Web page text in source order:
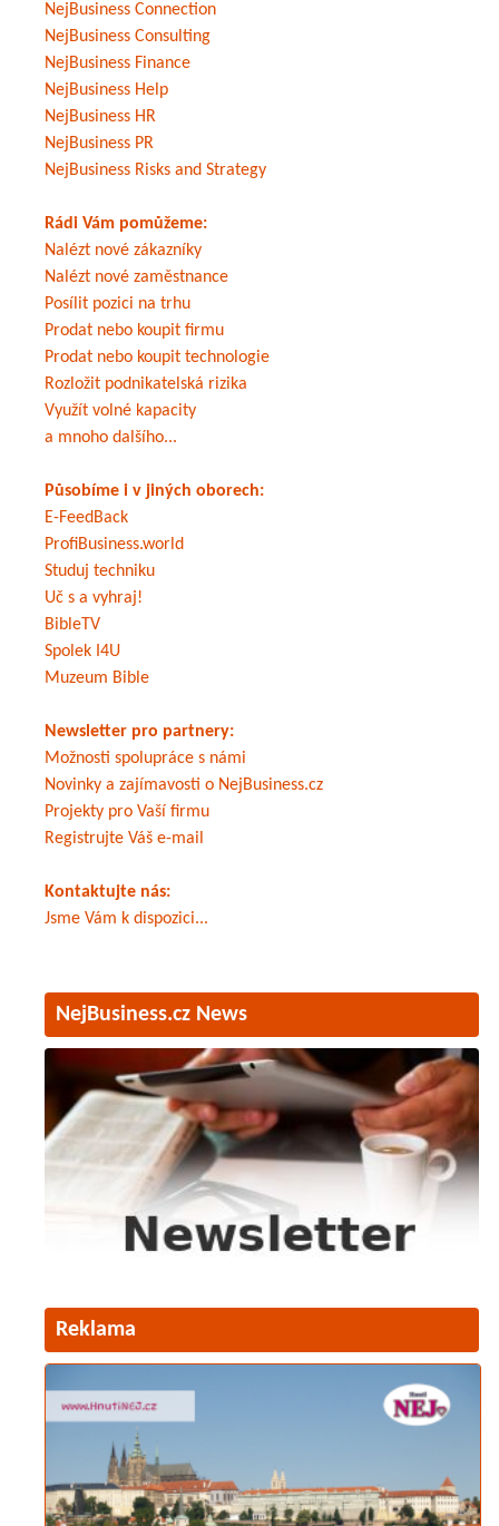
NejBusiness Connection
NejBusiness Consulting
NejBusiness Finance
NejBusiness Help
NejBusiness HR
NejBusiness PR
NejBusiness Risks and Strategy
Rádi Vám pomůžeme:
Nalézt nové zákazníky
Nalézt nové zaměstnance
Posílit pozici na trhu
Prodat nebo koupit firmu
Prodat nebo koupit technologie
Rozložit podnikatelská rizika
Využít volné kapacity
a mnoho dalšího...
Působíme i v jiných oborech:
E-FeedBack
ProfiBusiness.world
Studuj techniku
Uč s a vyhraj!
BibleTV
Spolek I4U
Muzeum Bible
Newsletter pro partnery:
Možnosti spolupráce s námi
Novinky a zajímavosti o NejBusiness.cz
Projekty pro Vaší firmu
Registrujte Váš e-mail
Kontaktujte nás:
Jsme Vám k dispozici...
NejBusiness.cz News
Reklama